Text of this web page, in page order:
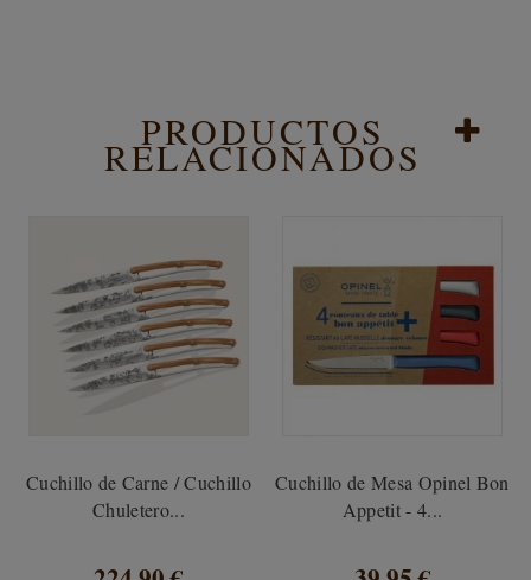
PRODUCTOS
RELACIONADOS
Cuchillo de Carne / Cuchillo
Chuletero...
Cuchillo de Mesa Opinel Bon
Appetit - 4...